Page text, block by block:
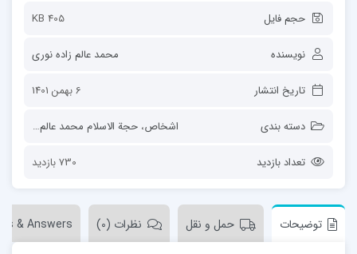
حجم فایل 405 KB
نویسنده محمد عالم زاده نوری
تاریخ انتشار 6 بهمن 1401
دسته بندی اشخاص، حجة الاسلام محمد عالم زاده نوری
تعداد بازدید 730 بازدید
توضیحات حمل و نقل نظرات (0) & Answers